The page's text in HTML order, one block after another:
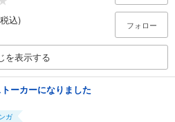
込)
フォロー
を表示する
ーカーになりました
ガ